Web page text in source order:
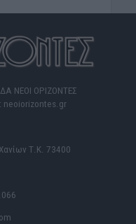
ΝΕΟΙ ΟΡΙΖΟΝΤΕΣ
neoiorizontes.gr
Τ.Κ. 73400